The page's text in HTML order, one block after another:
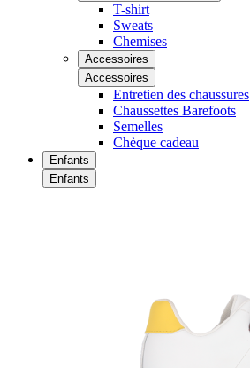
T-shirt
Sweats
Chemises
Accessoires
Accessoires
Entretien des chaussures
Chaussettes Barefoots
Semelles
Chèque cadeau
Enfants
Enfants